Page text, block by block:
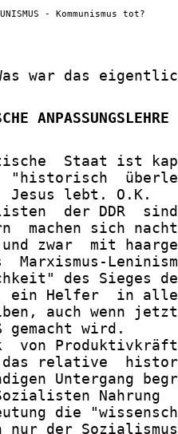
- Kommunismus tot?
war das
ANPASSUNGSLEHRE
Staat ist
"historisch
Jesus lebt. O.K.
der DDR
machen sich
zwar  mit
Marxismus-
des Sieges
ein Helfer  in
auch wenn
gemacht wird.
von
relative
Untergang
Nahrung
die
nur der